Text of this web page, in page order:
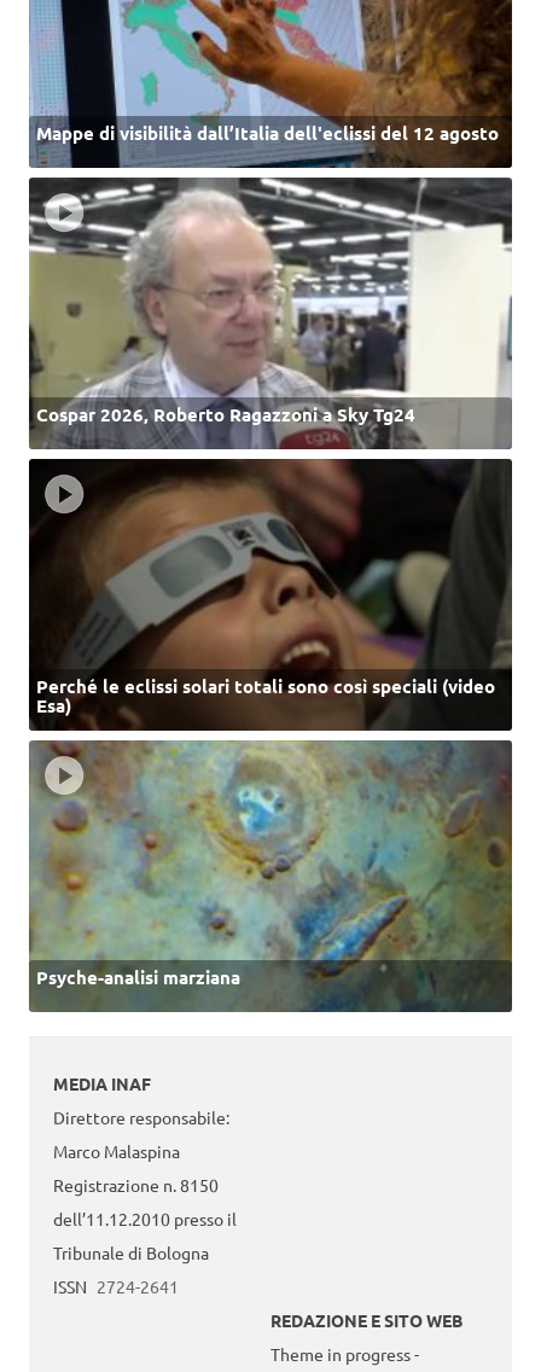
Mappe di visibilità dall’Italia dell'eclissi del 12 agosto
Cospar 2026, Roberto Ragazzoni a Sky Tg24
Perché le eclissi solari totali sono così speciali (video
Esa)
Psyche-analisi marziana
MEDIA INAF
Direttore responsabile:
Marco Malaspina
Registrazione n. 8150
dell’11.12.2010 presso il
Tribunale di Bologna
ISSN 2724-2641
REDAZIONE E SITO WEB
Theme in progress -